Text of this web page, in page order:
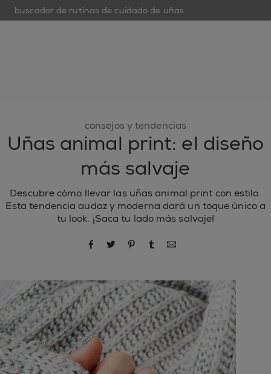
buscador de rutinas de cuidado de uñas
consejos y tendencias
Uñas animal print: el diseño
más salvaje
Descubre cómo llevar las uñas animal print con estilo.
Esta tendencia audaz y moderna dará un toque único a
tu look. ¡Saca tu lado más salvaje!
compartir por Facebook
compartir por Twitter
compartir por Pinterest
compartir por Tumblr
compartir por